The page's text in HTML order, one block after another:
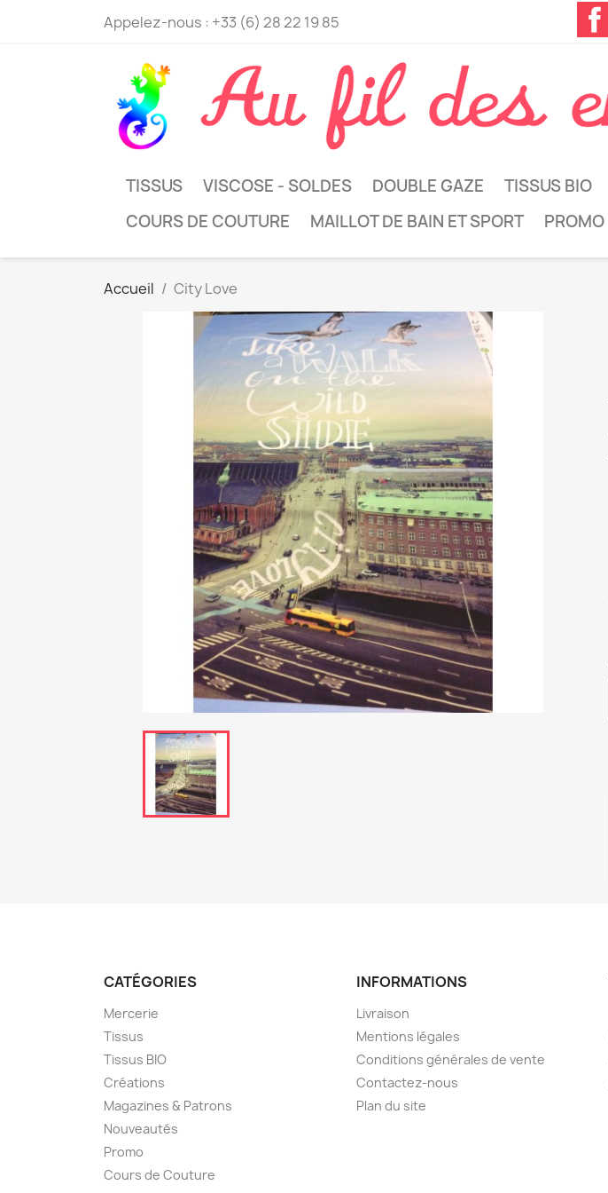
Appelez-nous : +33 (6) 28 22 19 85
TISSUS VISCOSE - SOLDES DOUBLE GAZE TISSUS BIO
COURS DE COUTURE
MAILLOT DE BAIN ET SPORT PROMO
Accueil City Love
CATÉGORIES
Mercerie
Tissus
Tissus BIO
Créations
Magazines & Patrons
Nouveautés
Promo
Cours de Couture
INFORMATIONS
Livraison
Mentions légales
Conditions générales de vente
Contactez-nous
Plan du site